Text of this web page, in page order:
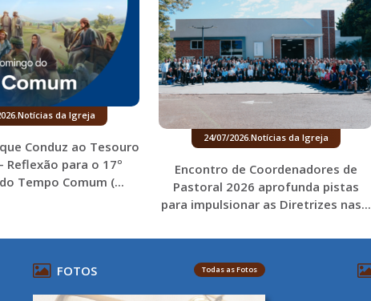
.Notícias da Igreja
Conduz ao Tesouro
Reflexão para o 17º
Tempo Comum (...
24/07/2026.Notícias da Igreja
Encontro de Coordenadores de
Pastoral 2026 aprofunda pistas
para impulsionar as Diretrizes nas...
FOTOS Todas as Fotos